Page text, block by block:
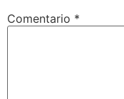
Comentario *